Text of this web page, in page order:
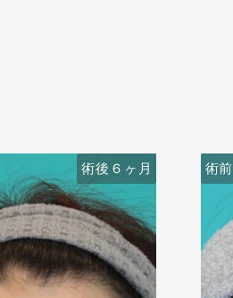
術後６ヶ月 術前